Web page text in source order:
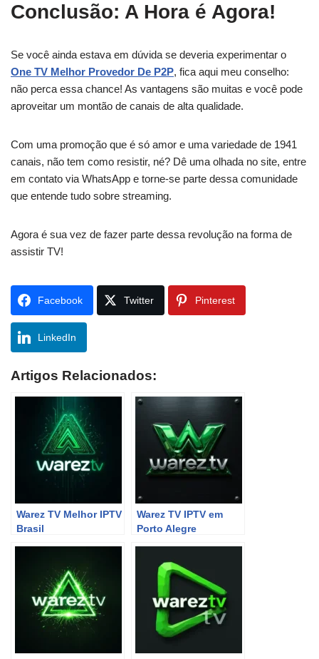
Conclusão: A Hora é Agora!
Se você ainda estava em dúvida se deveria experimentar o
One TV Melhor Provedor De P2P, fica aqui meu conselho:
não perca essa chance! As vantagens são muitas e você pode
aproveitar um montão de canais de alta qualidade.
Com uma promoção que é só amor e uma variedade de 1941
canais, não tem como resistir, né? Dê uma olhada no site, entre
em contato via WhatsApp e torne-se parte dessa comunidade
que entende tudo sobre streaming.
Agora é sua vez de fazer parte dessa revolução na forma de
assistir TV!
Facebook Twitter Pinterest
LinkedIn
Artigos Relacionados:
Warez TV Melhor IPTV
Brasil
Warez TV IPTV em
Porto Alegre